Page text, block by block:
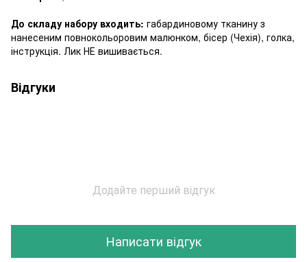
До складу набору входить: габардиновому тканину з
нанесеним повнокольоровим малюнком, бісер (Чехія), голка,
інструкція. Лик НЕ вишивається.
Відгуки
Додайте перший відгук
Написати відгук